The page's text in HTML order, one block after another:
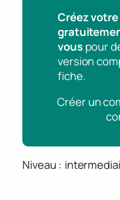
Créez
vouspour
version
fiche.
Créer un
Niveau